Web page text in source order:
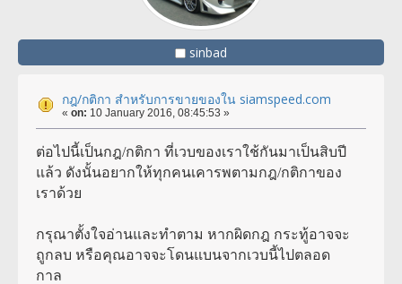
sinbad
กฎ​/กติกา สำหรับการขายของใน siamspeed.com
« on: 10 January 2016, 08:45:53 »
ต่อไปนี้เป็นกฎ/กติกา ที่เวบของเราใช้กันมาเป็นสิบปี
แล้ว ดังนั้นอยากให้ทุกคนเคารพตามกฎ/กติกาของ
เราด้วย
กรุณาตั้งใจอ่านและทำตาม หากผิดกฎ กระทู้อาจจะ
ถูกลบ หรือคุณอาจจะโดนแบนจากเวบนี้ไปตลอด
กาล